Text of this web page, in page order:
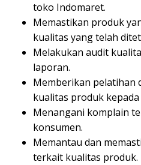
toko Indomaret.
Memastikan produk
kualitas yang telah
Melakukan audit
laporan.
Memberikan pelatihan
kualitas produk
Menangani komplain
konsumen.
Memantau dan
terkait kualitas produk.